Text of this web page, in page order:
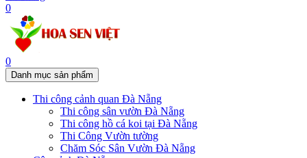
0
0
Danh mục sản phẩm
Thi công cảnh quan Đà Nẵng
Thi công sân vườn Đà Nẵng
Thi công hồ cá koi tại Đà Nẵng
Thi Công Vườn tường
Chăm Sóc Sân Vườn Đà Nẵng